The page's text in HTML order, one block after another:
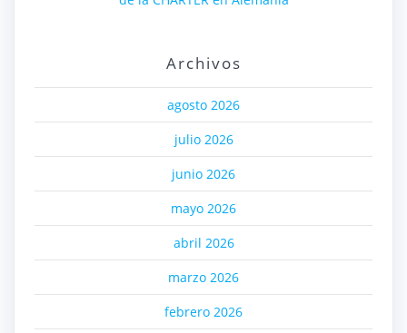
Archivos
agosto 2026
julio 2026
junio 2026
mayo 2026
abril 2026
marzo 2026
febrero 2026